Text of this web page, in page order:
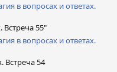
в вопросах и ответах.
Встреча 55"
в вопросах и ответах.
Встреча 54